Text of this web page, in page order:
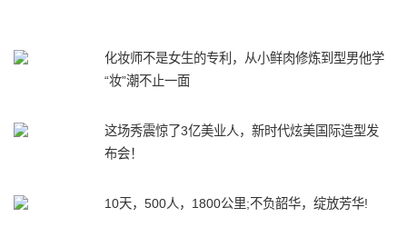
化妆师不是女生的专利，从小鲜肉修炼到型男他学
“妆”潮不止一面
这场秀震惊了3亿美业人，新时代炫美国际造型发
布会！
10天，500人，1800公里;不负韶华，绽放芳华!